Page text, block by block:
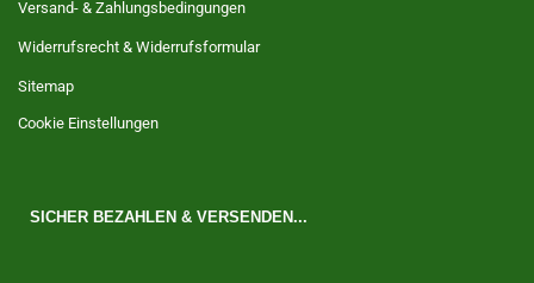
Versand- & Zahlungsbedingungen
Widerrufsrecht & Widerrufsformular
Sitemap
Cookie Einstellungen
SICHER BEZAHLEN & VERSENDEN...